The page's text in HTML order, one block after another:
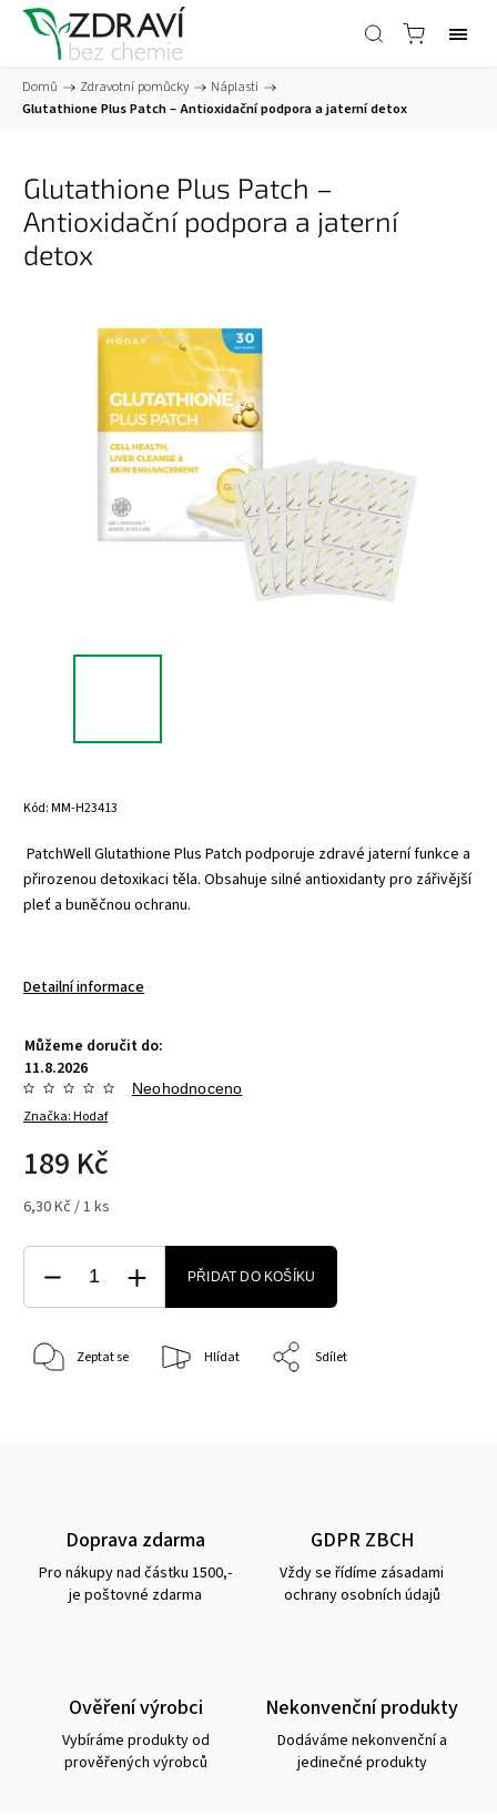
Domů / Zdravotní pomůcky / Náplasti /
Glutathione Plus Patch – Antioxidační podpora a jaterní detox
Glutathione Plus Patch –
Antioxidační podpora a jaterní
detox
Kód:MM-H23413
PatchWell Glutathione Plus Patch podporuje zdravé jaterní funkce a
přirozenou detoxikaci těla. Obsahuje silné antioxidanty pro zářivější
pleť a buněčnou ochranu.
Detailní informace
Můžeme doručit do:
11.8.2026
Značka:Hodaf
Neohodnoceno
189 Kč
6,30 Kč / 1 ks
PŘIDAT DO KOŠÍKU
Zeptat se Hlídat Sdílet
Doprava zdarma
Pro nákupy nad částku 1500,-
je poštovné zdarma
GDPR ZBCH
Vždy se řídíme zásadami
ochrany osobních údajů
Ověření výrobci
Vybíráme produkty od
prověřených výrobců
Nekonvenční produkty
Dodáváme nekonvenční a
jedinečné produkty